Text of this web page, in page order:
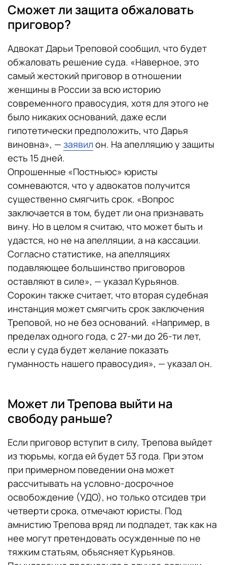
Сможет ли защита обжаловать
приговор?
Адвокат Дарьи Треповой сообщил, что будет
обжаловать решение суда. «Наверное, это
самый жестокий приговор в отношении
женщины в России за всю историю
современного правосудия, хотя для этого не
было никаких оснований, даже если
гипотетически предположить, что Дарья
виновна», — заявилон. На апелляцию у защиты
есть 15 дней.
Опрошенные «Постньюс» юристы
сомневаются, что у адвокатов получится
существенно смягчить срок. «Вопрос
заключается в том, будет ли она признавать
вину. Но в целом я считаю, что может быть и
удастся, но не на апелляции, а на кассации.
Согласно статистике, на апелляциях
подавляющее большинство приговоров
оставляют в силе», — указал Курьянов.
Сорокин также считает, что вторая судебная
инстанция может смягчить срок заключения
Треповой, но не без оснований. «Например, в
пределах одного года, с 27-ми до 26-ти лет,
если у суда будет желание показать
гуманность нашего правосудия», — указал он.
Может ли Трепова выйти на
свободу раньше?
Если приговор вступит в силу, Трепова выйдет
из тюрьмы, когда ей будет 53 года. При этом
при примерном поведении она может
рассчитывать на условно-досрочное
освобождение (УДО), но только отсидев три
четверти срока, отмечают юристы. Под
амнистию Трепова вряд ли подпадет, так как на
нее могут претендовать осужденные по не
тяжким статьям, объясняет Курьянов.